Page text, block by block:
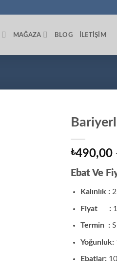
MAĞAZA BLOG İLETIŞIM
₺490,00
Ebat Ve
Kalınlık :
Fiyat :
Termin :
Yoğunluk:
Ebatlar: